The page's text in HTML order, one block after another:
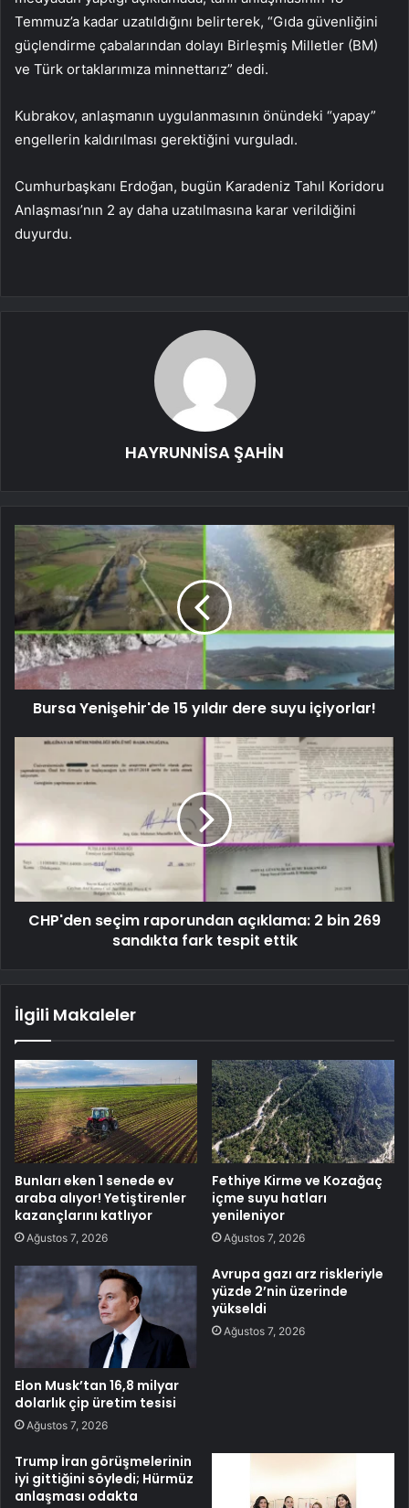
Temmuz’a kadar uzatıldığını belirterek, “Gıda güvenliğini
güçlendirme çabalarından dolayı Birleşmiş Milletler (BM)
ve Türk ortaklarımıza minnettarız” dedi.
Kubrakov, anlaşmanın uygulanmasının önündeki “yapay”
engellerin kaldırılması gerektiğini vurguladı.
Cumhurbaşkanı Erdoğan, bugün Karadeniz Tahıl Koridoru
Anlaşması’nın 2 ay daha uzatılmasına karar verildiğini
duyurdu.
HAYRUNNİSA ŞAHİN
Bursa Yenişehir'de 15 yıldır dere suyu içiyorlar!
CHP'den seçim raporundan açıklama: 2 bin 269
sandıkta fark tespit ettik
İlgili Makaleler
Bunları eken 1 senede ev
araba alıyor! Yetiştirenler
kazançlarını katlıyor
Ağustos 7, 2026
Fethiye Kirme ve Kozağaç
içme suyu hatları
yenileniyor
Ağustos 7, 2026
Elon Musk’tan 16,8 milyar
dolarlık çip üretim tesisi
Ağustos 7, 2026
Avrupa gazı arz riskleriyle
yüzde 2’nin üzerinde
yükseldi
Ağustos 7, 2026
Trump İran görüşmelerinin
iyi gittiğini söyledi; Hürmüz
anlaşması odakta